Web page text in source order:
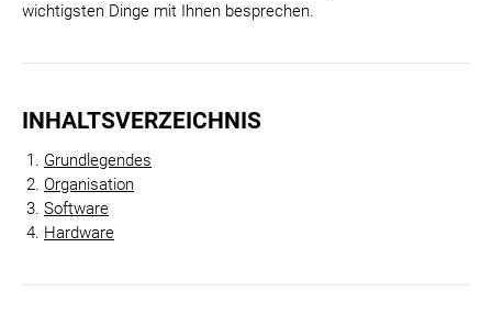
wichtigsten Dinge mit Ihnen besprechen.
INHALTSVERZEICHNIS
Grundlegendes
Organisation
Software
Hardware